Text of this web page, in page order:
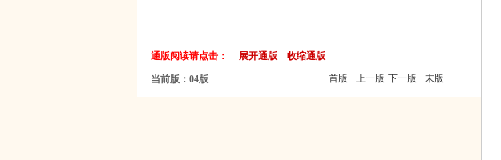
通版阅读请点击： 展开通版 收缩通版
当前版：04版 首版 上一版 下一版 末版